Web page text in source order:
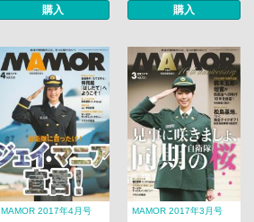
購入 購入
MAMOR 2017年4月号 MAMOR 2017年3月号